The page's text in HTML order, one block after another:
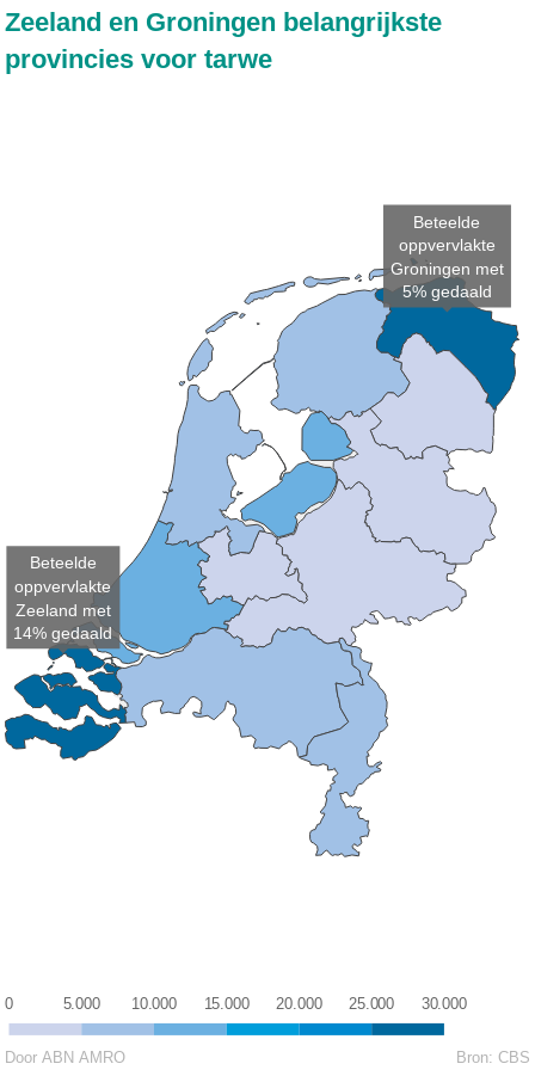
Zeeland en Groningen belangrijkste
provincies voor tarwe
0 5.000 10.000 15.000 20.000 25.000 30.000
Bron: CBS
Door ABN AMRO
Beteelde
oppvervlakte
Groningen met
5% gedaald
Beteelde
oppvervlakte
Zeeland met
14% gedaald